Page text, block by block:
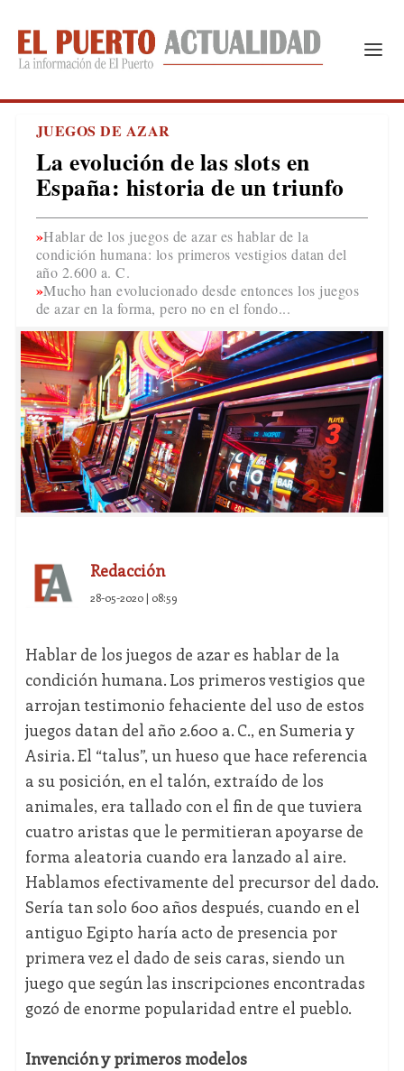
JUEGOS DE AZAR
La evolución de las slots en
España: historia de un triunfo
Hablar de los juegos de azar es hablar de la
condición humana: los primeros vestigios datan del
año 2.600 a. C.
Mucho han evolucionado desde entonces los juegos
de azar en la forma, pero no en el fondo...
Redacción
28-05-2020 | 08:59
Hablar de los juegos de azar es hablar de la
condición humana. Los primeros vestigios que
arrojan testimonio fehaciente del uso de estos
juegos datan del año 2.600 a. C., en Sumeria y
Asiria. El “talus”, un hueso que hace referencia
a su posición, en el talón, extraído de los
animales, era tallado con el fin de que tuviera
cuatro aristas que le permitieran apoyarse de
forma aleatoria cuando era lanzado al aire.
Hablamos efectivamente del precursor del dado.
Sería tan solo 600 años después, cuando en el
antiguo Egipto haría acto de presencia por
primera vez el dado de seis caras, siendo un
juego que según las inscripciones encontradas
gozó de enorme popularidad entre el pueblo.
Invención y primeros modelos